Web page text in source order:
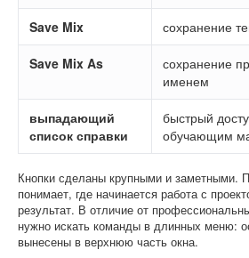
Save Mix сохранение
Save Mix As
сохранение
именем
выпадающий
список справки
быстрый
обучающим
Кнопки сделаны крупными и заметными.
понимает, где начинается работа с
результат. В отличие от
нужно искать команды в длинных меню:
вынесены в верхнюю часть окна.